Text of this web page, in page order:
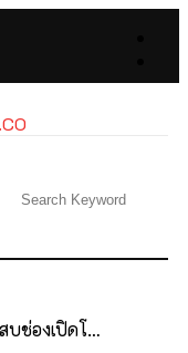
บช่องเปิดโ…